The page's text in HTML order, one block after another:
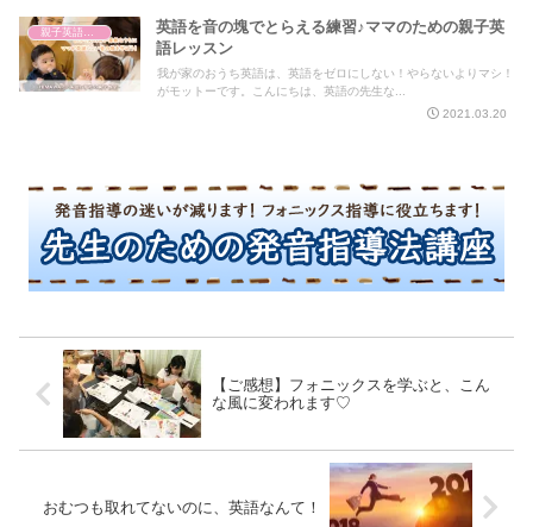
親子英語レッスン
英語を音の塊でとらえる練習♪ママのための親子英
語レッスン
我が家のおうち英語は、英語をゼロにしない！やらないよりマシ！
がモットーです。こんにちは、英語の先生な...
2021.03.20
【ご感想】フォニックスを学ぶと、こん
な風に変われます♡
おむつも取れてないのに、英語なんて！